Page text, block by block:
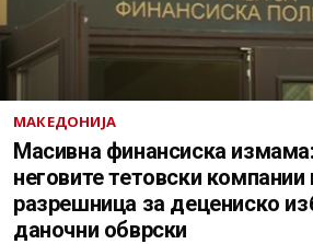
МАКЕДОНИЈА
Масивна финансиска
неговите тетовски
разрешница за децениско
даночни обврски